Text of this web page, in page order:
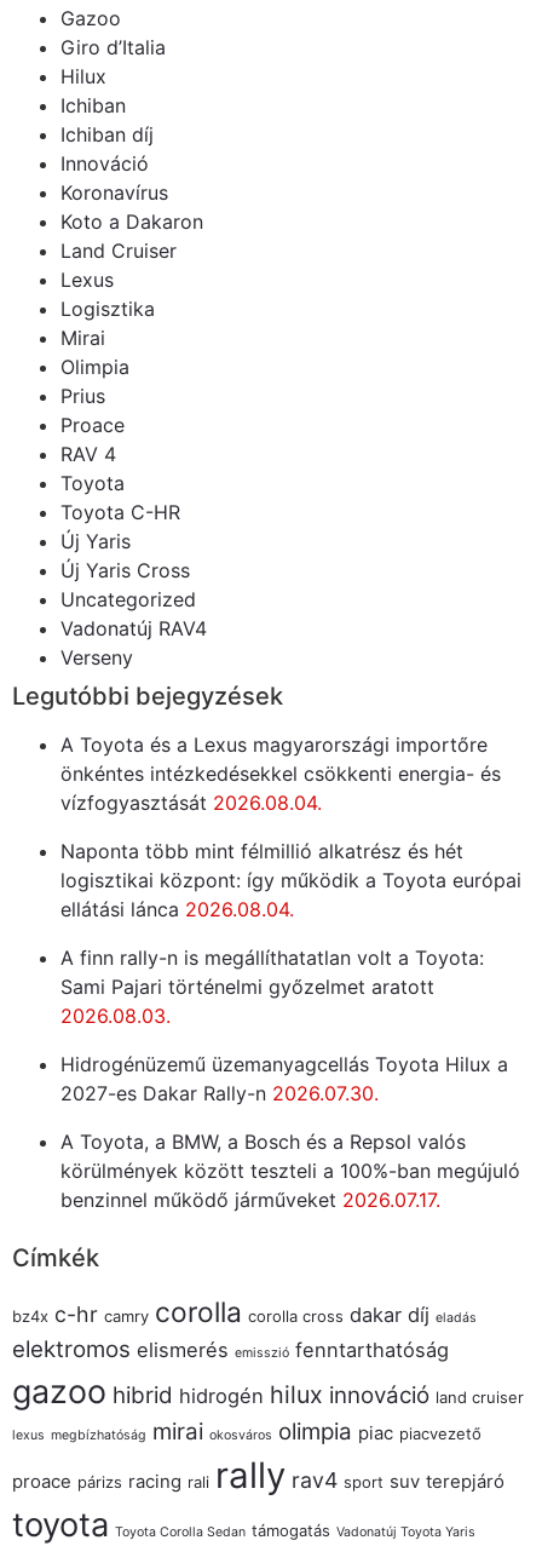
Gazoo
Giro d’Italia
Hilux
Ichiban
Ichiban díj
Innováció
Koronavírus
Koto a Dakaron
Land Cruiser
Lexus
Logisztika
Mirai
Olimpia
Prius
Proace
RAV 4
Toyota
Toyota C-HR
Új Yaris
Új Yaris Cross
Uncategorized
Vadonatúj RAV4
Verseny
Legutóbbi bejegyzések
A Toyota és a Lexus magyarországi importőre
önkéntes intézkedésekkel csökkenti energia- és
vízfogyasztását 2026.08.04.
Naponta több mint félmillió alkatrész és hét
logisztikai központ: így működik a Toyota európai
ellátási lánca 2026.08.04.
A finn rally-n is megállíthatatlan volt a Toyota:
Sami Pajari történelmi győzelmet aratott
2026.08.03.
Hidrogénüzemű üzemanyagcellás Toyota Hilux a
2027-es Dakar Rally-n 2026.07.30.
A Toyota, a BMW, a Bosch és a Repsol valós
körülmények között teszteli a 100%-ban megújuló
benzinnel működő járműveket 2026.07.17.
Címkék
bz4x c-hr camry corolla corolla cross dakar díj eladás
elektromos elismerés emisszió fenntarthatóság
gazoo hibrid hidrogén hilux innováció land cruiser
lexus megbízhatóság mirai okosváros olimpia piac piacvezető
proace párizs racing rali rally rav4 sport suv terepjáró
toyota Toyota Corolla Sedan támogatás Vadonatúj Toyota Yaris